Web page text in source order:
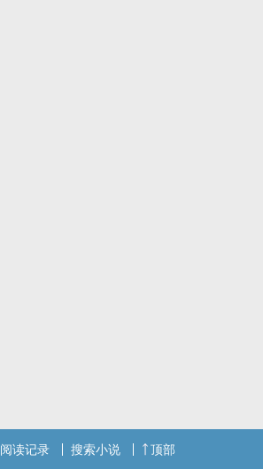
阅读记录 搜索小说 顶部